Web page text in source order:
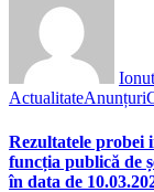
Ionut
ActualitateAnunțuri
Rezultatele probei
funcția publică de
în data de